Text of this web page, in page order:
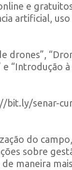
e
artificial,
drones”,
e “Introdução
bit.ly/senar-
do
sobre
maneira